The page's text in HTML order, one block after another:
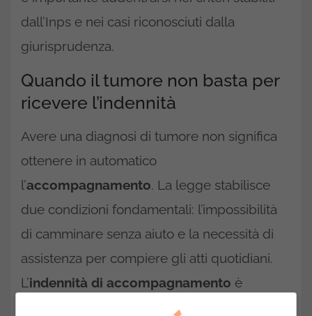
dall’Inps e nei casi riconosciuti dalla
giurisprudenza.
Quando il tumore non basta per
ricevere l’indennità
Avere una diagnosi di tumore non significa
ottenere in automatico
l’accompagnamento. La legge stabilisce
due condizioni fondamentali: l’impossibilità
di camminare senza aiuto e la necessità di
assistenza per compiere gli atti quotidiani.
L’indennità di accompagnamento è
destinata solo a chi, in modo oggettivo e